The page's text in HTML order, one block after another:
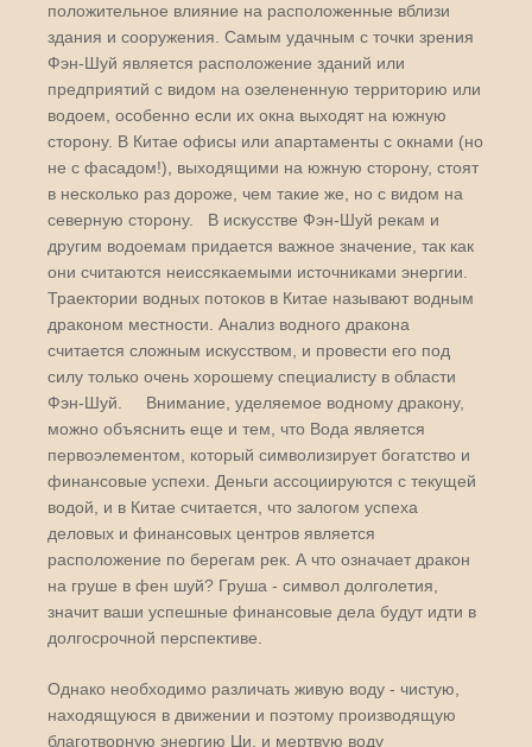
положительное влияние на расположенные вблизи
здания и сооружения. Самым удачным с точки зрения
Фэн-Шуй является расположение зданий или
предприятий с видом на озелененную территорию или
водоем, особенно если их окна выходят на южную
сторону. В Китае офисы или апартаменты с окнами (но
не с фасадом!), выходящими на южную сторону, стоят
в несколько раз дороже, чем такие же, но с видом на
северную сторону. В искусстве Фэн-Шуй рекам и
другим водоемам придается важное значение, так как
они считаются неиссякаемыми источниками энергии.
Траектории водных потоков в Китае называют водным
драконом местности. Анализ водного дракона
считается сложным искусством, и провести его под
силу только очень хорошему специалисту в области
Фэн-Шуй. Внимание, уделяемое водному дракону,
можно объяснить еще и тем, что Вода является
первоэлементом, который символизирует богатство и
финансовые успехи. Деньги ассоциируются с текущей
водой, и в Китае считается, что залогом успеха
деловых и финансовых центров является
расположение по берегам рек. А что означает дракон
на груше в фен шуй? Груша - символ долголетия,
значит ваши успешные финансовые дела будут идти в
долгосрочной перспективе.
Однако необходимо различать живую воду - чистую,
находящуюся в движении и поэтому производящую
благотворную энергию Ци, и мертвую воду